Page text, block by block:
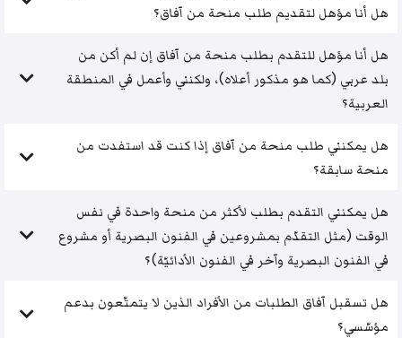
هل أنا مؤهل لتقديم طلب منحة من آفاق؟
هل أنا مؤهل للتقدم بطلب منحة من آفاق إن لم أكن من
بلد عربي (كما هو مذكور أعلاه)، ولكنني وأعمل في المنطقة
العربية؟
هل يمكنني طلب منحة من آفاق إذا كنت قد استفدت من
منحة سابقة؟
هل يمكنني التقدم بطلب لأكثر من منحة واحدة في نفس
الوقت (مثل التقدّم بمشروعين في الفنون البصرية أو مشروع
في الفنون البصرية وآخر في الفنون الأدائيّة)؟
هل تسقبل آفاق الطلبات من الأفراد الذين لا يتمتّعون بدعم
مؤسّسي؟